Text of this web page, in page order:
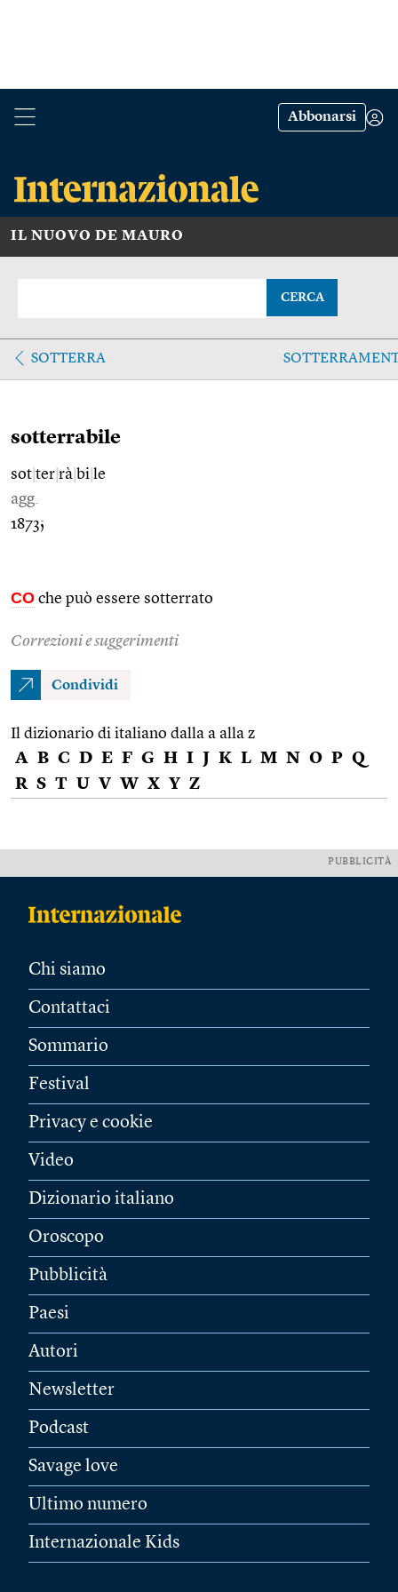
Abbonarsi
IL NUOVO DE MAURO
CERCA
SOTTERRA
sotterrabile
sot ter rà bi le
agg.
1873;
CO che può essere sotterrato
Correzioni e suggerimenti
Condividi
Il dizionario di italiano dalla a alla z
A B C D E F G H I J K L M N O P Q
R S T U V W X Y Z
PUBBLICITÀ
Chi siamo
Contattaci
Sommario
Festival
Privacy e cookie
Video
Dizionario italiano
Oroscopo
Pubblicità
Paesi
Autori
Newsletter
Podcast
Savage love
Ultimo numero
Internazionale Kids